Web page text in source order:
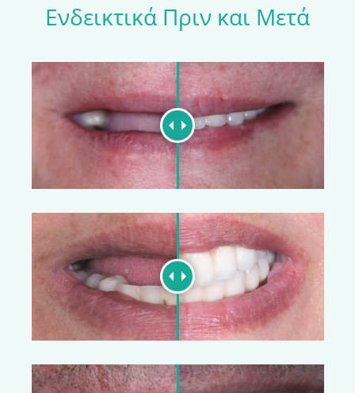
Ενδεικτικά Πριν και Μετά